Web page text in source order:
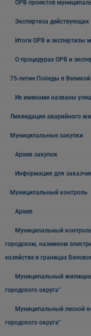
ОРВ проектов
Экспертиза
Итоги ОРВ и экспертизы
О процедурах ОРВ и
75-летие Победы в
Их именами названы
Ликвидация аварийного
Муниципальные закупки
Архив закупок
Информация для
Муниципальный контроль
Архив
Муниципальный
городском, наземном
хозяйстве в границах
Муниципальный
городского округа"
Муниципальный лесной
городского округа"